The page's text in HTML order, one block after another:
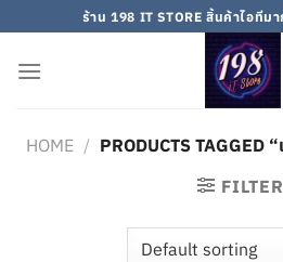
to
content
ร้าน 198 IT STORE สิ้นค้าไอทีม
HOME / PRODUCTS TAGGED
FILTER